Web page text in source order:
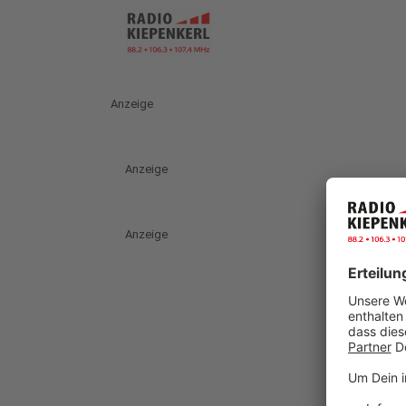
Anzeige
Anzeige
Anzeige